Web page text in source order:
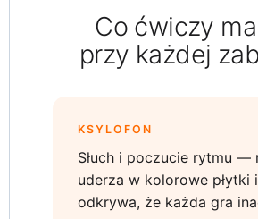
Co ćwiczy
przy każdej
KSYLOFON
Słuch i poczucie rytmu —
uderza w kolorowe płytki i
odkrywa, że każda gra